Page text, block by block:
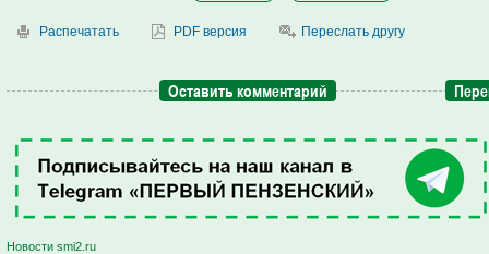
Распечатать PDF версия Переслать другу
Оставить комментарий
Новости smi2.ru